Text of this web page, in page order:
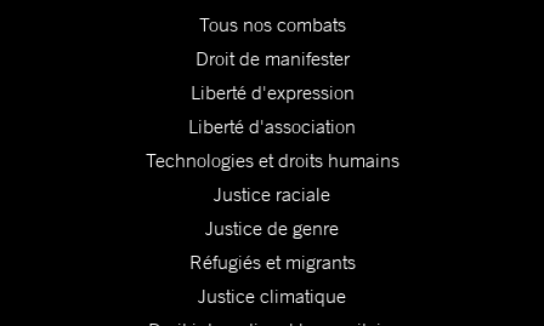
Tous nos combats
Droit de manifester
Liberté d'expression
Liberté d'association
Technologies et droits humains
Justice raciale
Justice de genre
Réfugiés et migrants
Justice climatique